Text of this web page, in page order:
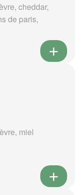
cheddar,
de paris,
miel